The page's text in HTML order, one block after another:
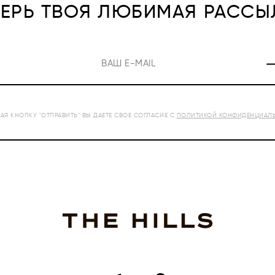
ТВОЯ ЛЮБИМАЯ
КНОПКУ "ОТПРАВИТЬ" ВЫ ДАЕТЕ СВОЕ СОГЛАСИЕ С ПОЛИТИКОЙ